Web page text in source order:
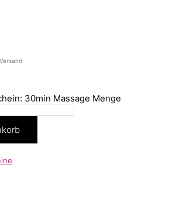
30min Massage Menge